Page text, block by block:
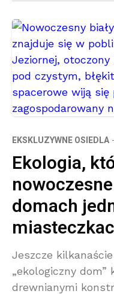
EKSKLUZYWNE OSIEDLA
Ekologia,
domach
Jeszcze
„ekologiczny dom”
drewnianymi